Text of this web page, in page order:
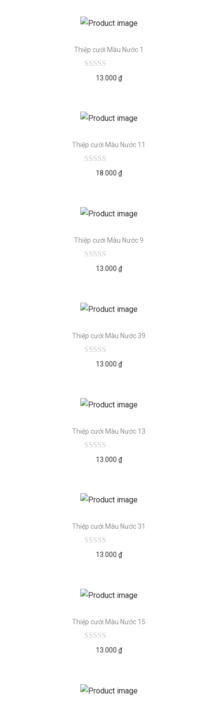
Thiệp cưới Màu Nước 1
13.000 ₫
Thiệp cưới Màu Nước 11
18.000 ₫
Thiệp cưới Màu Nước 9
13.000 ₫
Thiệp cưới Màu Nước 39
13.000 ₫
Thiệp cưới Màu Nước 13
13.000 ₫
Thiệp cưới Màu Nước 31
13.000 ₫
Thiệp cưới Màu Nước 15
13.000 ₫